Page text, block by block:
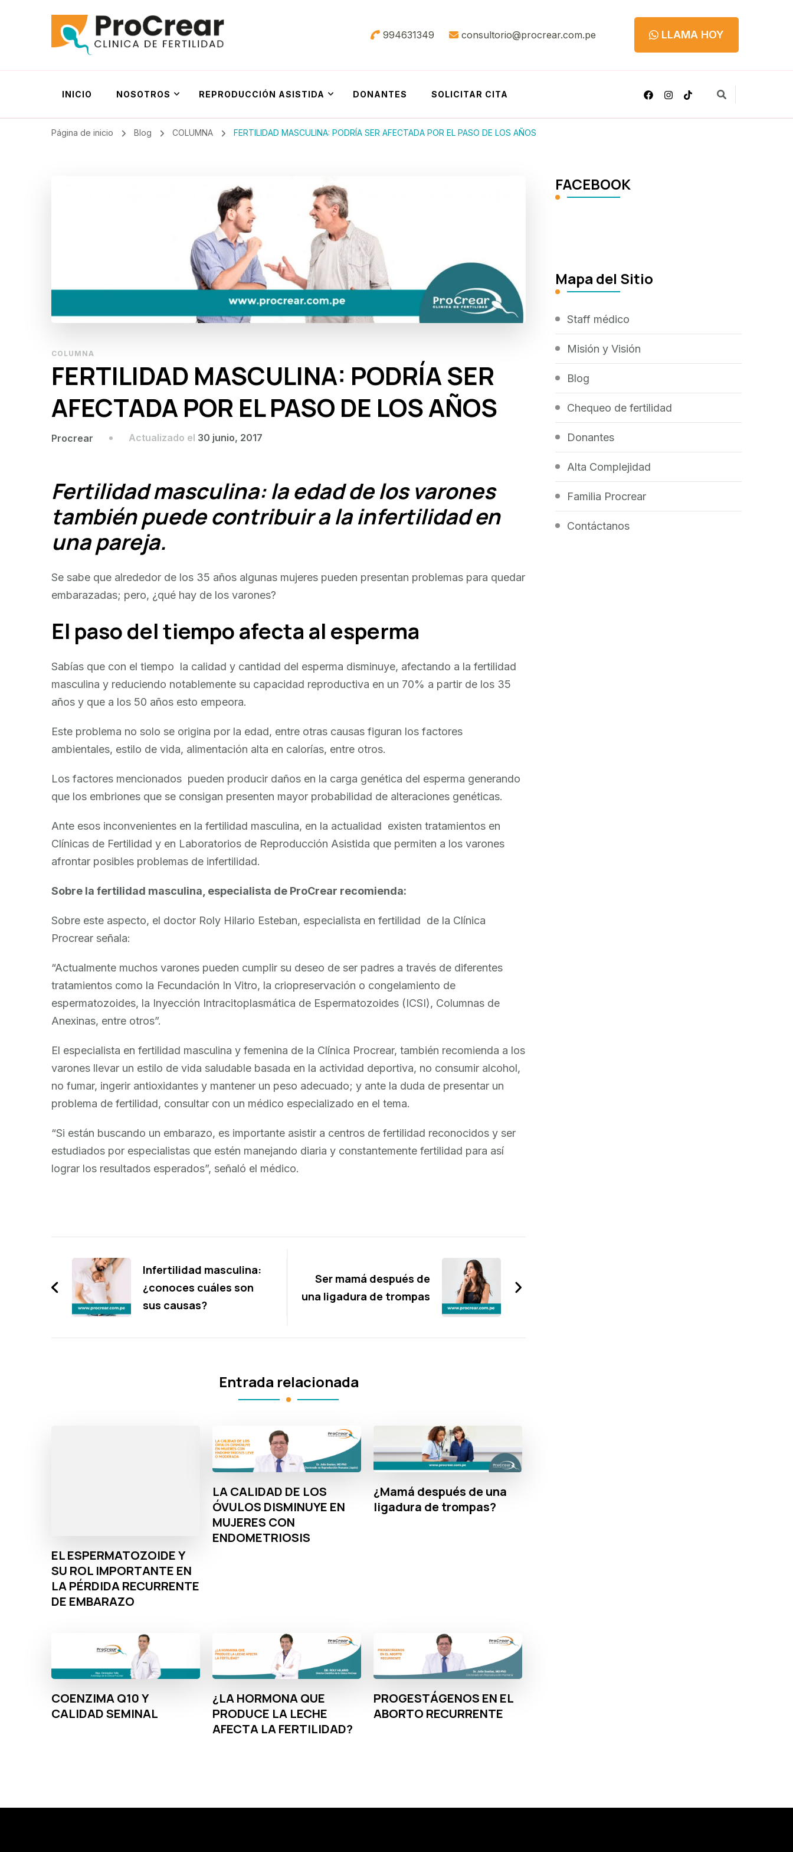
ProCrear
994631349 consultorio@procrear.com.pe LLAMA HOY
INICIO NOSOTROS REPRODUCCIÓN ASISTIDA DONANTES SOLICITAR CITA
Página de inicio Blog COLUMNA FERTILIDAD MASCULINA: PODRÍA SER AFECTADA POR EL PASO DE LOS AÑOS
COLUMNA
FERTILIDAD MASCULINA: PODRÍA SER
AFECTADA POR EL PASO DE LOS AÑOS
Procrear Actualizado el 30 junio, 2017
Fertilidad masculina: la edad de los varones
también puede contribuir a la infertilidad en
una pareja.
Se sabe que alrededor de los 35 años algunas mujeres pueden presentan problemas para quedar
embarazadas; pero, ¿qué hay de los varones?
El paso del tiempo afecta al esperma
Sabías que con el tiempo la calidad y cantidad del esperma disminuye, afectando a la fertilidad
masculina y reduciendo notablemente su capacidad reproductiva en un 70% a partir de los 35
años y que a los 50 años esto empeora.
Este problema no solo se origina por la edad, entre otras causas figuran los factores
ambientales, estilo de vida, alimentación alta en calorías, entre otros.
Los factores mencionados pueden producir daños en la carga genética del esperma generando
que los embriones que se consigan presenten mayor probabilidad de alteraciones genéticas.
Ante esos inconvenientes en la fertilidad masculina, en la actualidad existen tratamientos en
Clínicas de Fertilidad y en Laboratorios de Reproducción Asistida que permiten a los varones
afrontar posibles problemas de infertilidad.
Sobre la fertilidad masculina, especialista de ProCrear recomienda:
Sobre este aspecto, el doctor Roly Hilario Esteban, especialista en fertilidad de la Clínica
Procrear señala:
“Actualmente muchos varones pueden cumplir su deseo de ser padres a través de diferentes
tratamientos como la Fecundación In Vitro, la criopreservación o congelamiento de
espermatozoides, la Inyección Intracitoplasmática de Espermatozoides (ICSI), Columnas de
Anexinas, entre otros”.
El especialista en fertilidad masculina y femenina de la Clínica Procrear, también recomienda a los
varones llevar un estilo de vida saludable basada en la actividad deportiva, no consumir alcohol,
no fumar, ingerir antioxidantes y mantener un peso adecuado; y ante la duda de presentar un
problema de fertilidad, consultar con un médico especializado en el tema.
“Si están buscando un embarazo, es importante asistir a centros de fertilidad reconocidos y ser
estudiados por especialistas que estén manejando diaria y constantemente fertilidad para así
lograr los resultados esperados”, señaló el médico.
de
entradas
Infertilidad masculina:
¿conoces cuáles son
sus causas?
Ser mamá después de
una ligadura de trompas
Entrada relacionada
EL ESPERMATOZOIDE Y
SU ROL IMPORTANTE EN
LA PÉRDIDA RECURRENTE
DE EMBARAZO
LA CALIDAD DE LOS
ÓVULOS DISMINUYE EN
MUJERES CON
ENDOMETRIOSIS
¿Mamá después de una
ligadura de trompas?
COENZIMA Q10 Y
CALIDAD SEMINAL
¿LA HORMONA QUE
PRODUCE LA LECHE
AFECTA LA FERTILIDAD?
PROGESTÁGENOS EN EL
ABORTO RECURRENTE
FACEBOOK
Mapa del Sitio
Staff médico
Misión y Visión
Blog
Chequeo de fertilidad
Donantes
Alta Complejidad
Familia Procrear
Contáctanos